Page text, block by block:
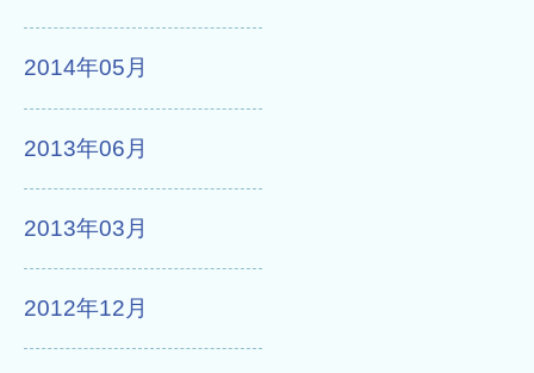
2014年05月
2013年06月
2013年03月
2012年12月